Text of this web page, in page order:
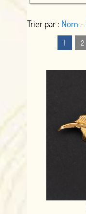
Trier par : Nom -
1 2